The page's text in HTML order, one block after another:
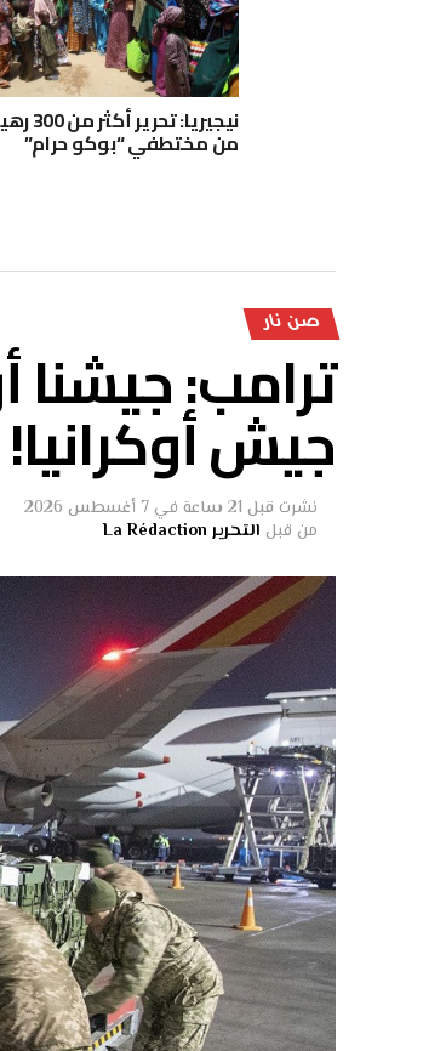
نيجيريا:
من مختطفي “بوكو حرام”
صن نار
ترامب: جيشنا
جيش أوكرانيا!
نشرت قبل 21 ساعة في 7 أغسطس 2026
من قبل التحرير La Rédaction